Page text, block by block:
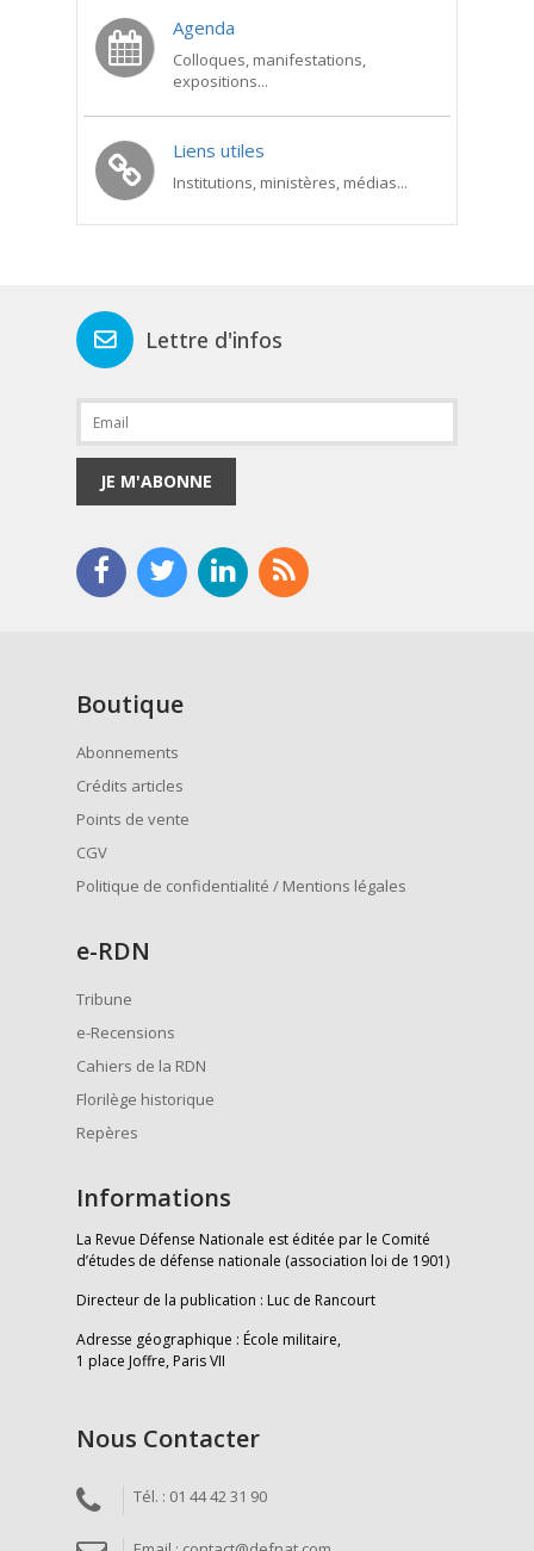
Agenda
Colloques, manifestations,
expositions...
Liens utiles
Institutions, ministères, médias...
Lettre d'infos
JE M'ABONNE
Boutique
Abonnements
Crédits articles
Points de vente
CGV
Politique de confidentialité / Mentions légales
e-RDN
Tribune
e-Recensions
Cahiers de la RDN
Florilège historique
Repères
Informations
La Revue Défense Nationale est éditée par le Comité
d’études de défense nationale (association loi de 1901)
Directeur de la publication : Luc de Rancourt
Adresse géographique : École militaire,
1 place Joffre, Paris VII
Nous Contacter
Tél. : 01 44 42 31 90